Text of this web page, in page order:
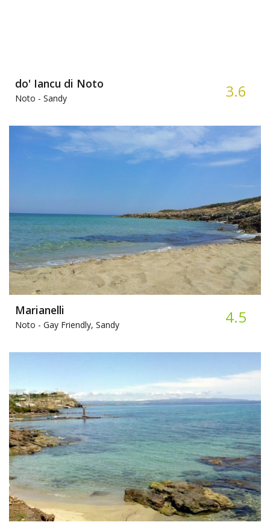
do' Iancu di Noto
Noto - Sandy 3.6
Marianelli
Noto - Gay Friendly, Sandy 4.5